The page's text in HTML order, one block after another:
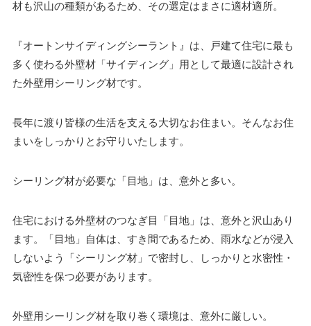
材も沢山の種類があるため、その選定はまさに適材適所。
『オートンサイディングシーラント』は、戸建て住宅に最も
多く使わる外壁材「サイディング」用として最適に設計され
た外壁用シーリング材です。
長年に渡り皆様の生活を支える大切なお住まい。そんなお住
まいをしっかりとお守りいたします。
シーリング材が必要な「目地」は、意外と多い。
住宅における外壁材のつなぎ目「目地」は、意外と沢山あり
ます。「目地」自体は、すき間であるため、雨水などが浸入
しないよう「シーリング材」で密封し、しっかりと水密性・
気密性を保つ必要があります。
外壁用シーリング材を取り巻く環境は、意外に厳しい。